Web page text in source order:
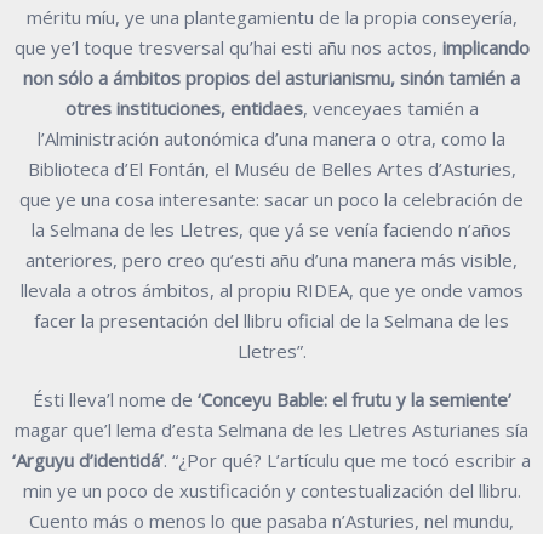
méritu míu, ye una plantegamientu de la propia conseyería,
que ye’l toque tresversal qu’hai esti añu nos actos, implicando
non sólo a ámbitos propios del asturianismu, sinón tamién a
otres instituciones, entidaes, venceyaes tamién a
l’Alministración autonómica d’una manera o otra, como la
Biblioteca d’El Fontán, el Muséu de Belles Artes d’Asturies,
que ye una cosa interesante: sacar un poco la celebración de
la Selmana de les Lletres, que yá se venía faciendo n’años
anteriores, pero creo qu’esti añu d’una manera más visible,
llevala a otros ámbitos, al propiu RIDEA, que ye onde vamos
facer la presentación del llibru oficial de la Selmana de les
Lletres”.
Ésti lleva’l nome de ‘Conceyu Bable: el frutu y la semiente’
magar que’l lema d’esta Selmana de les Lletres Asturianes sía
‘Arguyu d’identidá’. “¿Por qué? L’artículu que me tocó escribir a
min ye un poco de xustificación y contestualización del llibru.
Cuento más o menos lo que pasaba n’Asturies, nel mundu,